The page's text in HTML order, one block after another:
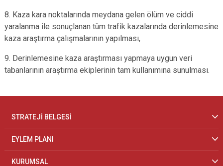
8. Kaza kara noktalarında meydana gelen ölüm ve ciddi
yaralanma ile sonuçlanan tüm trafik kazalarında derinlemesine
kaza araştırma çalışmalarının yapılması,
9. Derinlemesine kaza araştırması yapmaya uygun veri
tabanlarının araştırma ekiplerinin tam kullanımına sunulması.
STRATEJİ BELGESİ
EYLEM PLANI
KURUMSAL